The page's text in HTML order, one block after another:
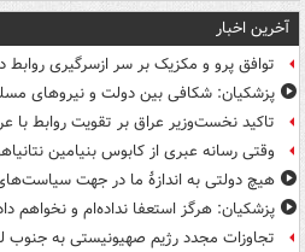
آخرین اخبار
توافق پرو و مکزیک بر سر ازسرگیری روابط
پزشکیان: شکافی بین دولت و نیروهای
تاکید نخست‌وزیر عراق بر تقویت روابط با
وقتی رسانه عبری از کابوس بنیامین
هیچ دولتی به اندازۀ ما در جهت
پزشکیان: هرگز استعفا نداده‌ام و نخواهم
تجاوزات مجدد رژیم صهیونیستی به جنوب